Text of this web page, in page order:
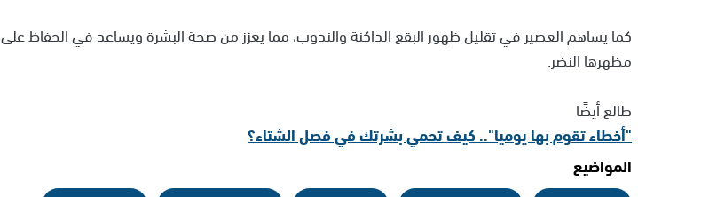
كما يساهم العصير في تقليل ظهور البقع الداكنة والندوب، مما يعزز من صحة البشرة ويساعد في الحفاظ على
مظهرها النضر.
طالع أيضًا
"أخطاء تقوم بها يوميا".. كيف تحمي بشرتك في فصل الشتاء؟
المواضيع